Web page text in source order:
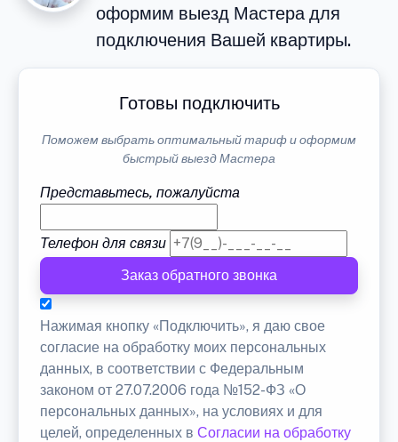
оформим выезд Мастера для
подключения Вашей квартиры.
Готовы подключить
Поможем выбрать оптимальный тариф и оформим
быстрый выезд Мастера
Представьтесь, пожалуйста
Телефон для связи
Заказ обратного звонка
Нажимая кнопку «Подключить», я даю свое
согласие на обработку моих персональных
данных, в соответствии с Федеральным
законом от 27.07.2006 года №152-ФЗ «О
персональных данных», на условиях и для
целей, определенных в Согласии на обработку